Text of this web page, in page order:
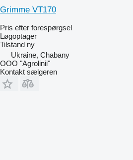
Grimme VT170
Pris efter forespørgsel
Løgoptager
Tilstand ny
Ukraine, Chabany
OOO "Agrolinii"
Kontakt sælgeren